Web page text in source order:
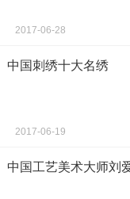
2017-06-28
中国刺绣十大名绣
2017-06-19
中国工艺美术大师